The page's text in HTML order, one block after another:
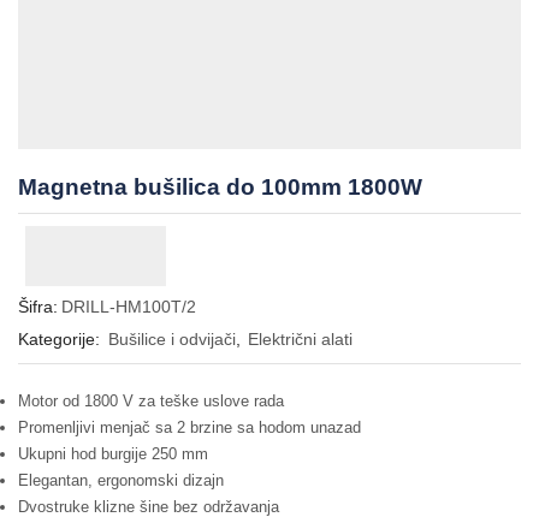
Magnetna bušilica do 100mm 1800W
Šifra: DRILL-HM100T/2
Kategorije: Bušilice i odvijači Električni alati
Motor od 1800 V za teške uslove rada
Promenljivi menjač sa 2 brzine sa hodom unazad
Ukupni hod burgije 250 mm
Elegantan, ergonomski dizajn
Dvostruke klizne šine bez održavanja